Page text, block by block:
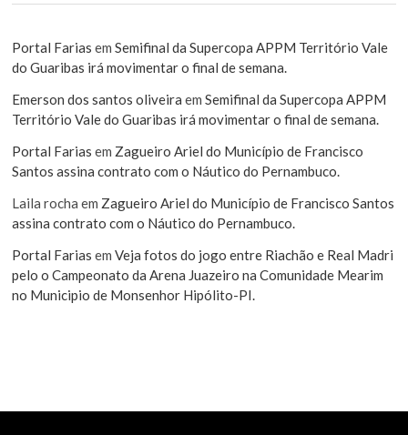
Portal Farias emSemifinal da Supercopa APPM Território Vale
do Guaribas irá movimentar o final de semana.
Emerson dos santos oliveira emSemifinal da Supercopa APPM
Território Vale do Guaribas irá movimentar o final de semana.
Portal Farias em Zagueiro Ariel do Município de Francisco
Santos assina contrato com o Náutico do Pernambuco.
Laila rocha em Zagueiro Ariel do Município de Francisco Santos
assina contrato com o Náutico do Pernambuco.
Portal Farias emVeja fotos do jogo entre Riachão e Real Madri
pelo o Campeonato da Arena Juazeiro na Comunidade Mearim
no Municipio de Monsenhor Hipólito-PI.